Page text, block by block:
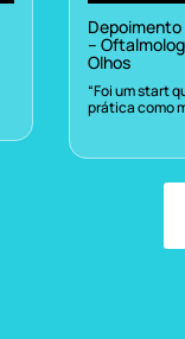
Depoimento
–
Olhos
“Foi um start
prática como